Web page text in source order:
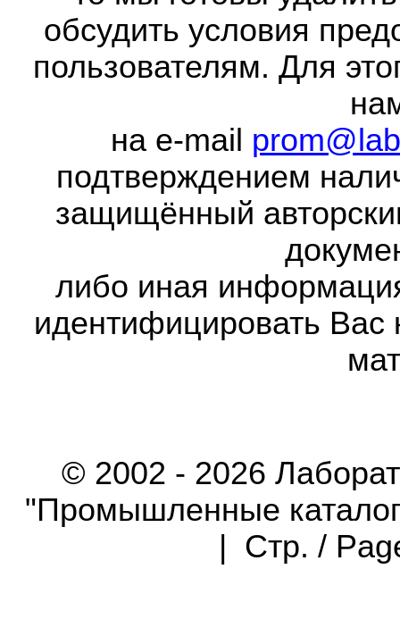
обсудить условия
пользователям. Для
на e-mail
подтверждением
защищённый
либо иная
идентифицировать Вас
© 2002 - 2026
"Промышленные
| Стр. /